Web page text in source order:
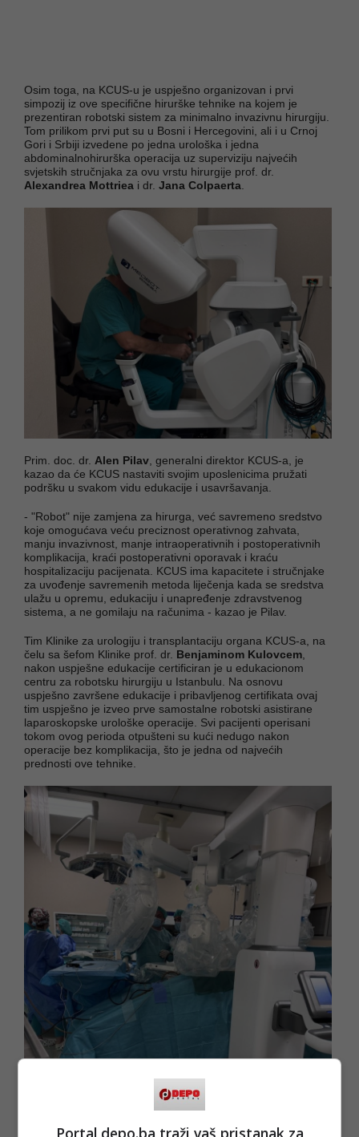
Osim toga, na KCUS-u je uspješno organizovan i prvi
simpozij iz ove specifične hirurške tehnike na kojem je
prezentiran robotski sistem za minimalno invazivnu hirurgiju.
Tom prilikom prvi put su u Bosni i Hercegovini, ali i u Crnoj
Gori i Srbiji izvedene po jedna urološka i jedna
abdominalnohirurška operacija uz superviziju najvećih
svjetskih stručnjaka za ovu vrstu hirurgije prof. dr.
Alexandrea Mottriea i dr. Jana Colpaerta
Prim. doc. dr. Alen Pilav , generalni direktor KCUS-a, je
kazao da će KCUS nastaviti svojim uposlenicima pružati
podršku u svakom vidu edukacije i usavršavanja.
- "Robot" nije zamjena za hirurga, već savremeno sredstvo
koje omogućava veću preciznost operativnog zahvata,
manju invazivnost, manje intraoperativnih i postoperativnih
komplikacija, kraći postoperativni oporavak i kraću
hospitalizaciju pacijenata. KCUS ima kapacitete i stručnjake
za uvođenje savremenih metoda liječenja kada se sredstva
ulažu u opremu, edukaciju i unapređenje zdravstvenog
sistema, a ne gomilaju na računima - kazao je Pilav.
Tim Klinike za urologiju i transplantaciju organa KCUS-a, na
čelu sa šefom Klinike prof. dr. Benjaminom Kulovcem
nakon uspješne edukacije certificiran je u edukacionom
centru za robotsku hirurgiju u Istanbulu. Na osnovu
uspješno završene edukacije i pribavljenog certifikata ovaj
tim uspješno je izveo prve samostalne robotski asistirane
laparoskopske urološke operacije. Svi pacijenti operisani
tokom ovog perioda otpušteni su kući nedugo nakon
operacije bez komplikacija, što je jedna od najvećih
prednosti ove tehnike.
Portal depo.ba traži vaš pristanak za